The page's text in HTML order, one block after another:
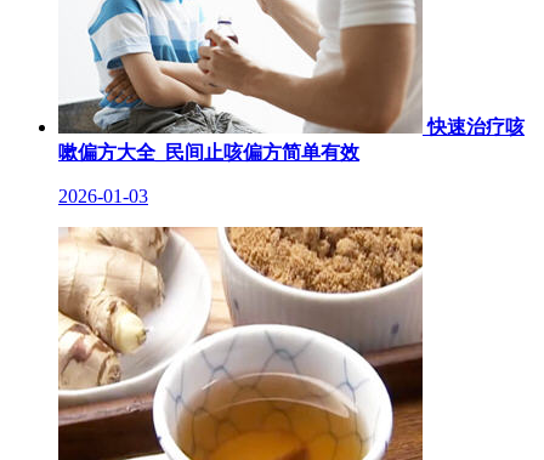
快速治疗咳
嗽偏方大全_民间止咳偏方简单有效
2026-01-03